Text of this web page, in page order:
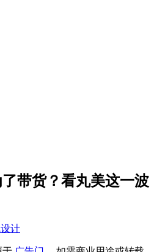
带货？看丸美这一波
计